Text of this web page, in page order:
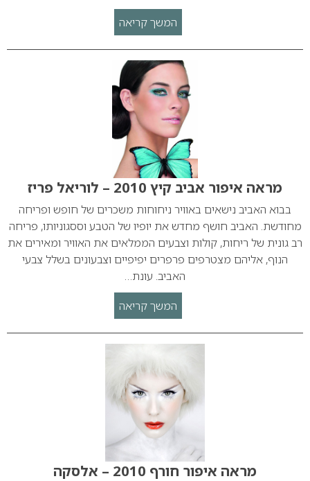
המשך קריאה
מראה איפור אביב קיץ 2010 – לוריאל פריז
בבוא האביב נישאים באוויר ניחוחות משכרים של חופש ופריחה
מחודשת. האביב חושף מחדש את יופיו של הטבע וססגוניותו, פריחה
רב גונית של ריחות, קולות וצבעים הממלאים את האוויר ומאירים את
הנוף, אליהם מצטרפים פרפרים יפיפיים וצבעונים בשלל צבעי
האביב. עונת…
המשך קריאה
מראה איפור חורף 2010 – אלסקה